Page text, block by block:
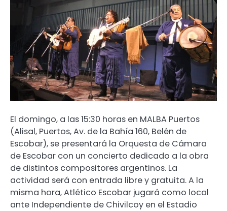
El domingo, a las 15:30 horas en MALBA Puertos
(Alisal, Puertos, Av. de la Bahía 160, Belén de
Escobar), se presentará la Orquesta de Cámara
de Escobar con un concierto dedicado a la obra
de distintos compositores argentinos. La
actividad será con entrada libre y gratuita. A la
misma hora, Atlético Escobar jugará como local
ante Independiente de Chivilcoy en el Estadio